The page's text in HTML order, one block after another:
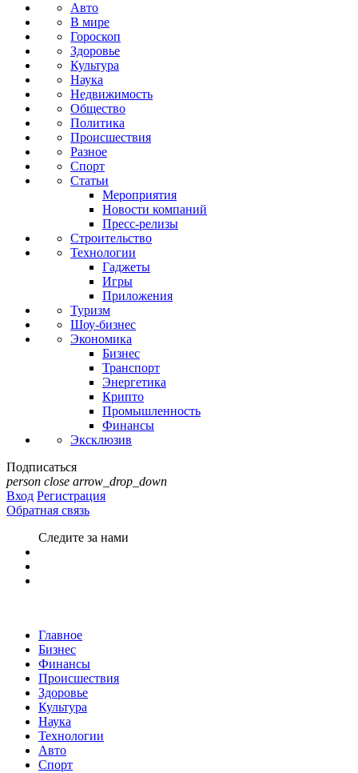
Авто
В мире
Гороскоп
Здоровье
Культура
Наука
Недвижимость
Общество
Политика
Происшествия
Разное
Спорт
Статьи
Мероприятия
Новости компаний
Пресс-релизы
Строительство
Технологии
Гаджеты
Игры
Приложения
Туризм
Шоу-бизнес
Экономика
Бизнес
Транспорт
Энергетика
Крипто
Промышленность
Финансы
Эксклюзив
Подписаться
person close arrow_drop_down
Вход Регистрация
Обратная связь
Следите за нами
Главное
Бизнес
Финансы
Происшествия
Здоровье
Культура
Наука
Технологии
Авто
Спорт